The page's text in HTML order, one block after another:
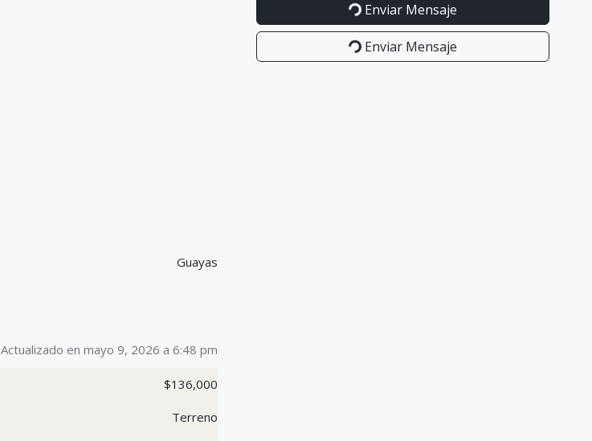
Guayas
Actualizado en mayo 9, 2026 a 6:48 pm
$136,000
Terreno
Enviar Mensaje
Enviar Mensaje